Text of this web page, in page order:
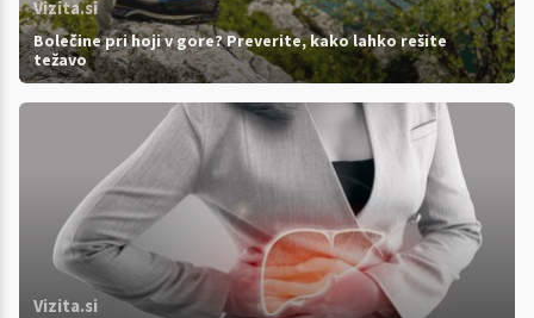
Vizita.si
Bolečine pri hoji v gore? Preverite, kako lahko rešite
težavo
Vizita.si